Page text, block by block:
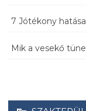
7 Jótékony
Mik a vesekő